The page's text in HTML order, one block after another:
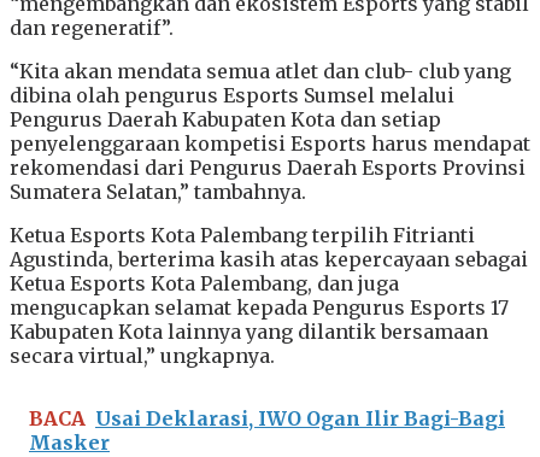
dan regeneratif”.
“Kita akan mendata semua atlet dan club- club yang
dibina olah pengurus Esports Sumsel melalui
Pengurus Daerah Kabupaten Kota dan setiap
penyelenggaraan kompetisi Esports harus mendapat
rekomendasi dari Pengurus Daerah Esports Provinsi
Sumatera Selatan,” tambahnya.
Ketua Esports Kota Palembang terpilih Fitrianti
Agustinda, berterima kasih atas kepercayaan sebagai
Ketua Esports Kota Palembang, dan juga
mengucapkan selamat kepada Pengurus Esports 17
Kabupaten Kota lainnya yang dilantik bersamaan
secara virtual,” ungkapnya.
BACA Usai Deklarasi, IWO Ogan Ilir Bagi-Bagi
Masker